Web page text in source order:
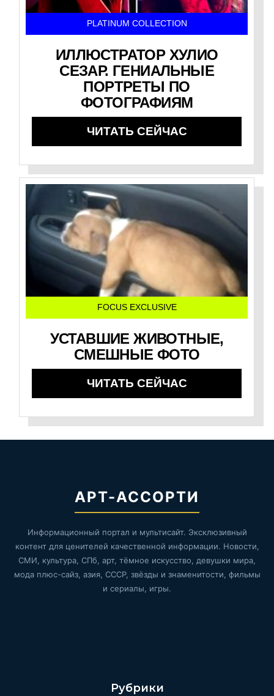
PLATINUM COLLECTION
ИЛЛЮСТРАТОР ХУЛИО
СЕЗАР. ГЕНИАЛЬНЫЕ
ПОРТРЕТЫ ПО
ФОТОГРАФИЯМ
ЧИТАТЬ СЕЙЧАС
FOCUS EXCLUSIVE
УСТАВШИЕ ЖИВОТНЫЕ,
СМЕШНЫЕ ФОТО
ЧИТАТЬ СЕЙЧАС
АРТ-АССОРТИ
Информационный портал и мультисайт. Эксклюзивный
контент для ценителей качественной информации. Новости,
СМИ, культура, СПб, арт, тёмное искусство, девушки мира,
мода плюс-сайз, азия, СССР, звёзды и знаменитости, фильмы
и сериалы, игры.
Рубрики